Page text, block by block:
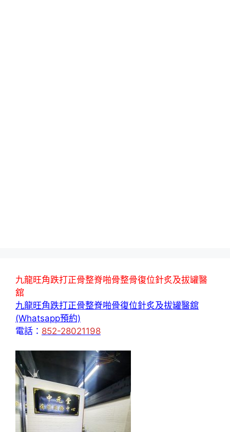
九龍旺角跌打正骨整脊啪骨整骨復位針炙及拔罐醫
舘
九龍旺角跌打正骨整脊啪骨復位針炙及拔罐醫舘
(Whatsapp預約)
電話： 852-28021198